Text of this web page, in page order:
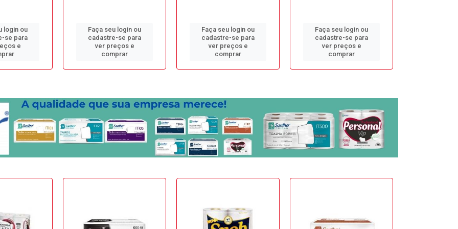
login ou
se para
e
Faça seu login ou
cadastre-se para
ver preços e
comprar
Faça seu login ou
cadastre-se para
ver preços e
comprar
Faça seu login ou
cadastre-se para
ver preços e
comprar